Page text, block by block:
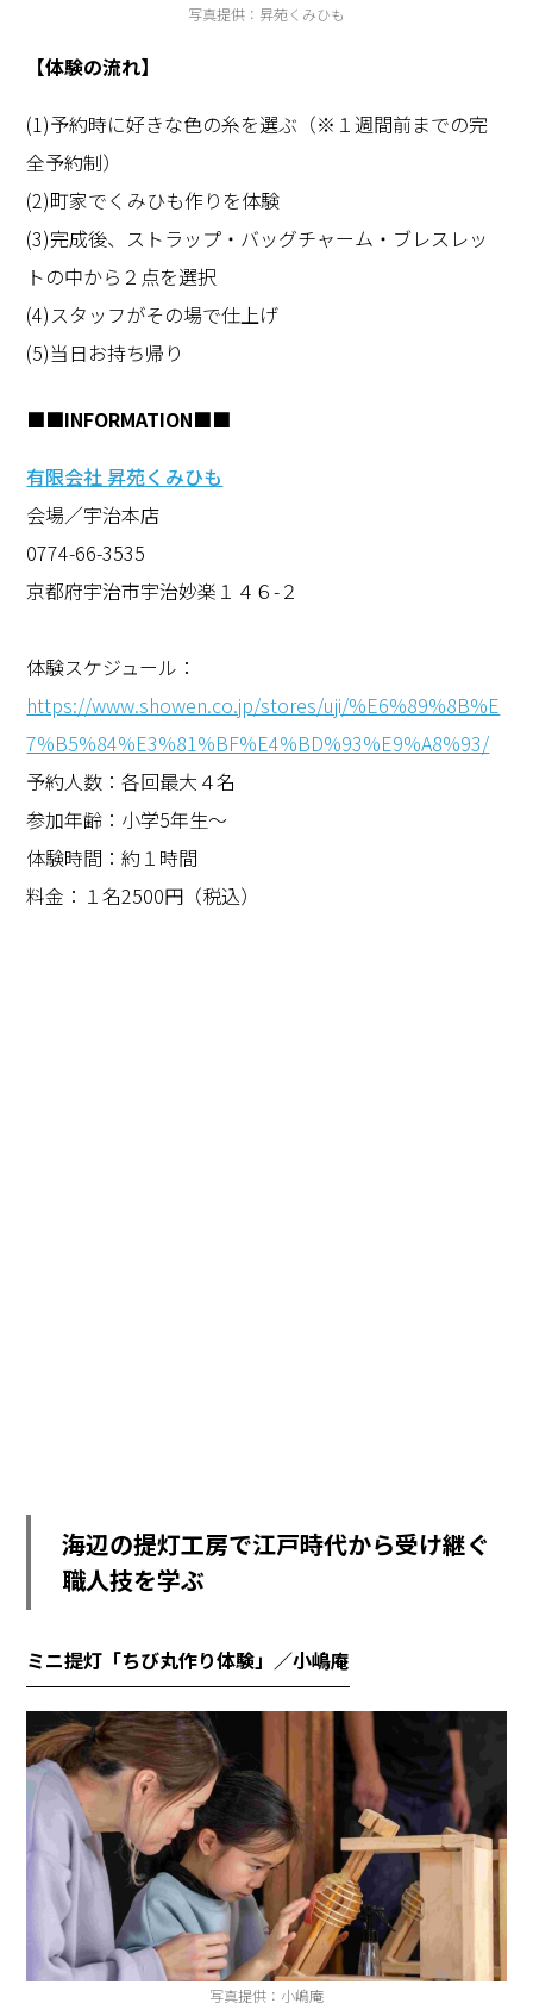
写真提供：昇苑くみひも
【体験の流れ】
(1)予約時に好きな色の糸を選ぶ（※１週間前までの完
全予約制）
(2)町家でくみひも作りを体験
(3)完成後、ストラップ・バッグチャーム・ブレスレッ
トの中から２点を選択
(4)スタッフがその場で仕上げ
(5)当日お持ち帰り
■■INFORMATION■■
有限会社 昇苑くみひも
会場／宇治本店
0774-66-3535
京都府宇治市宇治妙楽１４６-２
体験スケジュール：
https://www.showen.co.jp/stores/uji/%E6%89%8B%E
7%B5%84%E3%81%BF%E4%BD%93%E9%A8%93/
予約人数：各回最大４名
参加年齢：小学5年生～
体験時間：約１時間
料金：１名2500円（税込）
海辺の提灯工房で江戸時代から受け継ぐ
職人技を学ぶ
ミニ提灯「ちび丸作り体験」／小嶋庵
写真提供：小嶋庵